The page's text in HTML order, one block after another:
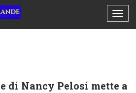
di Nancy Pelosi mette a